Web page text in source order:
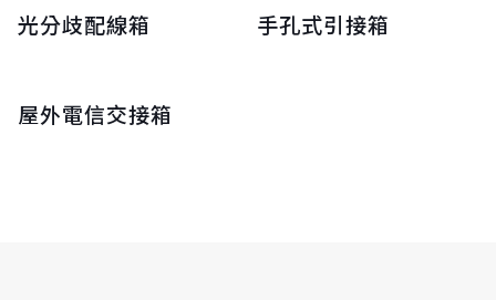
光分歧配線箱 手孔式引接箱
屋外電信交接箱